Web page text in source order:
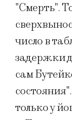
"Смерть".
число в
задержки
сам
только у